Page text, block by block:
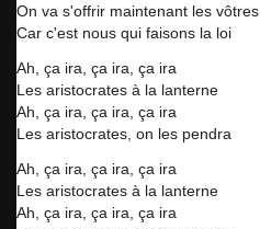
On va s'offrir maintenant les vôtres
Car c'est nous qui faisons la loi
Ah, ça ira, ça ira, ça ira
Les aristocrates à la lanterne
Ah, ça ira, ça ira, ça ira
Les aristocrates, on les pendra
Ah, ça ira, ça ira, ça ira
Les aristocrates à la lanterne
Ah, ça ira, ça ira, ça ira